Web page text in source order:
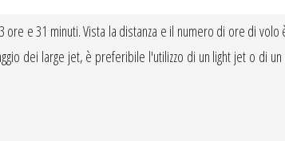
e 31 minuti. Vista la distanza e il numero di ore di
dei large jet, è preferibile l'utilizzo di un light jet o di